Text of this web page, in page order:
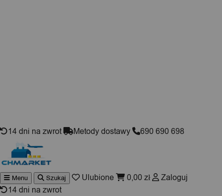
14 dni na zwrot Metody dostawy 690 690 698
Wyszukiwarka
produktów
Menu Szukaj Ulubione 0,00 zł
Zaloguj
14 dni na zwrot